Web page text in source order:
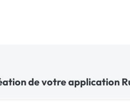
de votre application